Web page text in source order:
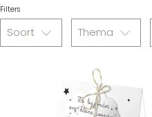
Filters
Soort Thema